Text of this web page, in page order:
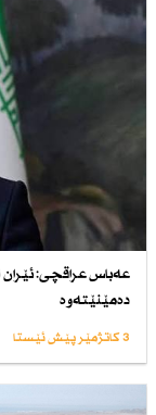
عەباس عراقچی: ئێران
دەمێنێتەوە
3 کاتژمێر پێش ئێستا